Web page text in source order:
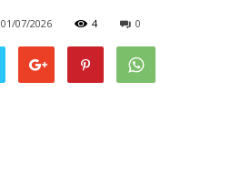
01/07/2026 4 0